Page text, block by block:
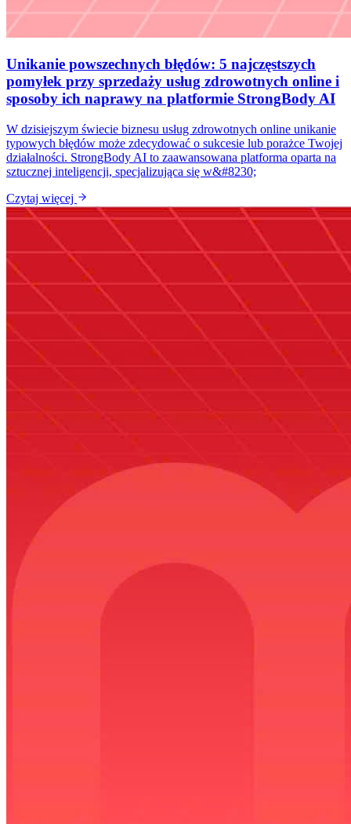
Unikanie powszechnych błędów: 5 najczęstszych
pomyłek przy sprzedaży usług zdrowotnych online i
sposoby ich naprawy na platformie StrongBody AI
W dzisiejszym świecie biznesu usług zdrowotnych online unikanie
typowych błędów może zdecydować o sukcesie lub porażce Twojej
działalności. StrongBody AI to zaawansowana platforma oparta na
sztucznej inteligencji, specjalizująca się w&#8230;
Czytaj więcej